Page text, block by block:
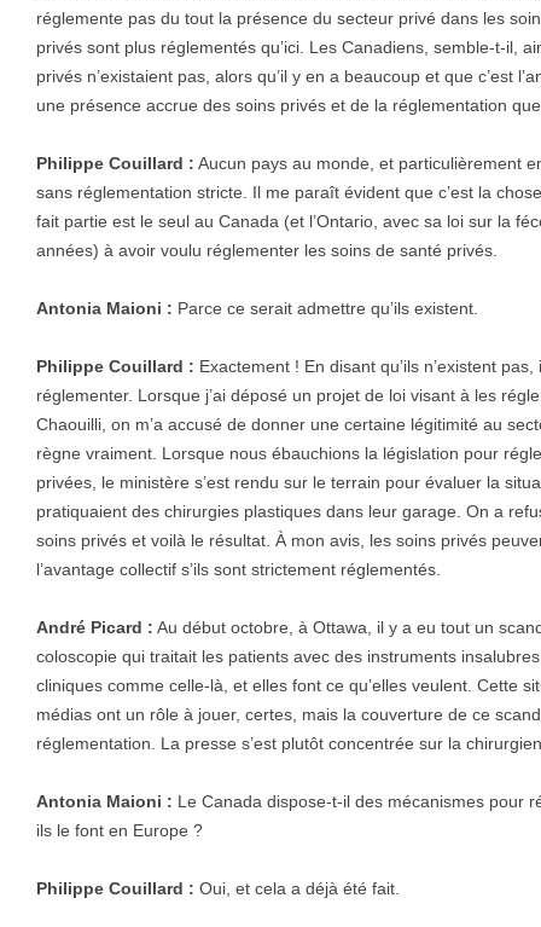
réglemente pas du tout la présence du secteur privé dans les
privés sont plus réglementés qu’ici. Les Canadiens, semble-t-il,
privés n’existaient pas, alors qu’il y en a beaucoup et que c’est
une présence accrue des soins privés et de la réglementation
Philippe Couillard : Aucun pays au monde, et particulièrement
sans réglementation stricte. Il me paraît évident que c’est la
fait partie est le seul au Canada (et l’Ontario, avec sa loi sur la
années) à avoir voulu réglementer les soins de santé privés.
Antonia Maioni : Parce ce serait admettre qu’ils existent.
Philippe Couillard : Exactement ! En disant qu’ils n’existent
réglementer. Lorsque j’ai déposé un projet de loi visant à les
Chaouilli, on m’a accusé de donner une certaine légitimité au
règne vraiment. Lorsque nous ébauchions la législation pour
privées, le ministère s’est rendu sur le terrain pour évaluer la
pratiquaient des chirurgies plastiques dans leur garage. On a
soins privés et voilà le résultat. À mon avis, les soins privés
l’avantage collectif s’ils sont strictement réglementés.
André Picard : Au début octobre, à Ottawa, il y a eu tout un
coloscopie qui traitait les patients avec des instruments
cliniques comme celle-là, et elles font ce qu’elles veulent. Cette
médias ont un rôle à jouer, certes, mais la couverture de ce
réglementation. La presse s’est plutôt concentrée sur la
Antonia Maioni : Le Canada dispose-t-il des mécanismes pour
ils le font en Europe ?
Philippe Couillard : Oui, et cela a déjà été fait.